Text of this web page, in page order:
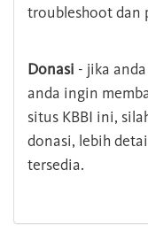
troubleshoot dan
Donasi - jika
anda ingin
situs KBBI ini,
donasi, lebih
tersedia.